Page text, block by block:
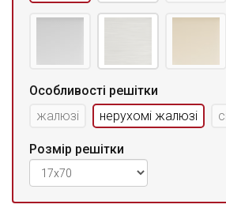
Особливості решітки
жалюзі
нерухомі жалюзі
Розмір решітки